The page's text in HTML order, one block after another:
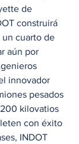
de
construirá
un cuarto de
aún por
innovador
pesados
kilovatios
con éxito
INDOT